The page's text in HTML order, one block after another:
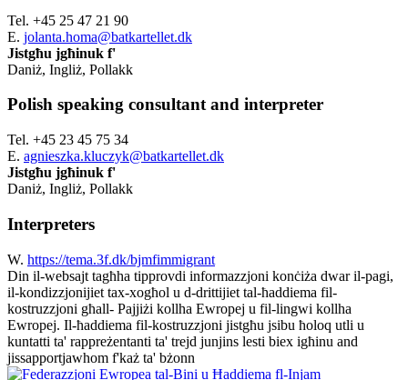
Tel. +45 25 47 21 90
E. jolanta.homa@batkartellet.dk
Jistgħu jgħinuk f'
Daniż, Ingliż, Pollakk
Polish speaking consultant and interpreter
Tel. +45 23 45 75 34
E. agnieszka.kluczyk@batkartellet.dk
Jistgħu jgħinuk f'
Daniż, Ingliż, Pollakk
Interpreters
W. https://tema.3f.dk/bjmfimmigrant
Din il-websajt tagħha tipprovdi informazzjoni konċiża dwar il-pagi,
il-kondizzjonijiet tax-xogħol u d-drittijiet tal-ħaddiema fil-
kostruzzjoni għall- Pajjiżi kollha Ewropej u fil-lingwi kollha
Ewropej. Il-ħaddiema fil-kostruzzjoni jistgħu jsibu ħoloq utli u
kuntatti ta' rappreżentanti ta' trejd junjins lesti biex igħinu and
jissapportjawhom f'każ ta' bżonn